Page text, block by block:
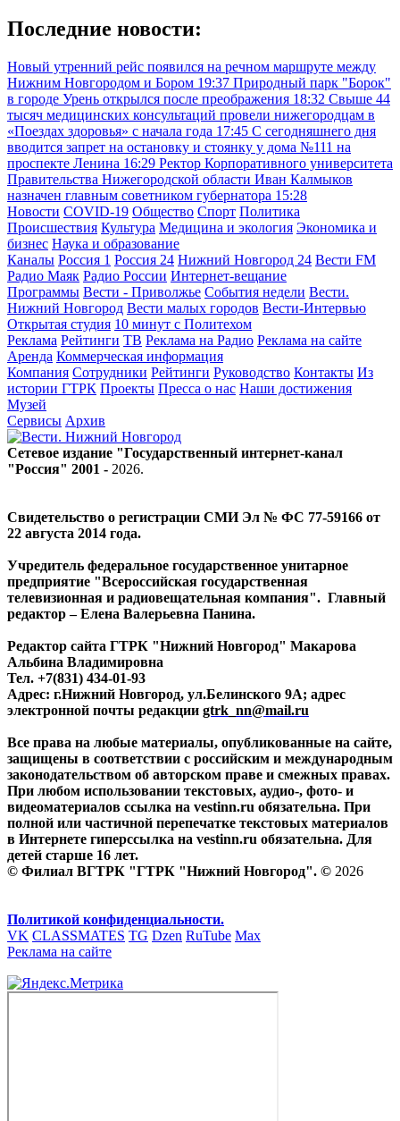
Последние новости:
Новый утренний рейс появился на речном маршруте между
Нижним Новгородом и Бором 19:37 Природный парк "Борок"
в городе Урень открылся после преображения 18:32 Свыше 44
тысяч медицинских консультаций провели нижегородцам в
«Поездах здоровья» с начала года 17:45 С сегодняшнего дня
вводится запрет на остановку и стоянку у дома №111 на
проспекте Ленина 16:29 Ректор Корпоративного университета
Правительства Нижегородской области Иван Калмыков
назначен главным советником губернатора 15:28
Новости COVID-19 Общество Спорт Политика
Происшествия Культура Медицина и экология Экономика и
бизнес Наука и образование
Каналы Россия 1 Россия 24 Нижний Новгород 24 Вести FM
Радио Маяк Радио России Интернет-вещание
Программы Вести - Приволжье События недели Вести.
Нижний Новгород Вести малых городов Вести-Интервью
Открытая студия 10 минут с Политехом
Реклама Рейтинги ТВ Реклама на Радио Реклама на сайте
Аренда Коммерческая информация
Компания Сотрудники Рейтинги Руководство Контакты Из
истории ГТРК Проекты Пресса о нас Наши достижения
Музей
Сервисы Архив
Сетевое издание "Государственный интернет-канал
"Россия" 2001 - 2026.
Свидетельство о регистрации СМИ Эл № ФС 77-59166 от
22 августа 2014 года.
Учредитель федеральное государственное унитарное
предприятие "Всероссийская государственная
телевизионная и радиовещательная компания". Главный
редактор – Елена Валерьевна Панина.
Редактор сайта ГТРК "Нижний Новгород" Макарова
Альбина Владимировна
Тел. +7(831) 434-01-93
Адрес: г.Нижний Новгород, ул.Белинского 9А; адрес
электронной почты редакции gtrk_nn@mail.ru
Все права на любые материалы, опубликованные на сайте,
защищены в соответствии с российским и международным
законодательством об авторском праве и смежных правах.
При любом использовании текстовых, аудио-, фото- и
видеоматериалов ссылка на vestinn.ru обязательна. При
полной или частичной перепечатке текстовых материалов
в Интернете гиперссылка на vestinn.ru обязательна. Для
детей старше 16 лет.
© Филиал ВГТРК "ГТРК "Нижний Новгород". © 2026
Политикой конфиденциальности.
VK CLASSMATES TG Dzen RuTube Max
Реклама на сайте